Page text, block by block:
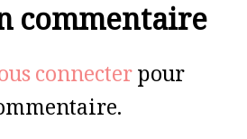
commentaire
connecterpour